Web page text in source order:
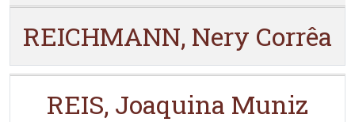
REICHMANN, Nery Corrêa
REIS, Joaquina Muniz